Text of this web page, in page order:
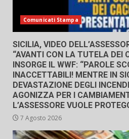
Comunicati Stampa
SICILIA, VIDEO
“AVANTI CON LA TUTELA DEI
INSORGE IL WWF: “PAROLE
INACCETTABILI! MENTRE IN
DEVASTAZIONE DEGLI
AGONIZZA PER I
L’ASSESSORE VUOLE
7 Agosto 2026